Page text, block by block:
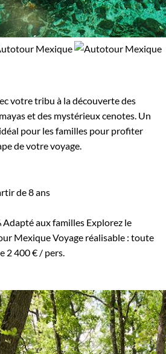
votre tribu à la découverte des
et des mystérieux cenotes. Un
pour les familles pour profiter
de votre voyage.
de 8 ans
Adapté aux familles Explorez le
MexiqueVoyage réalisable : toute
2 400 € / pers.